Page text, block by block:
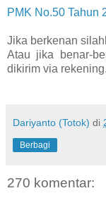
PMK No.50 Tahun
Jika berkenan
Atau jika benar-
dikirim via
Dariyanto (Totok) di
Berbagi
270 komentar: